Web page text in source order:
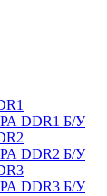
DDR1 Б/У
DDR2 Б/У
DDR3 Б/У